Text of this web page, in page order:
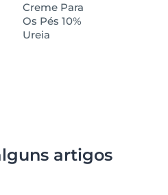
Creme Para
Os Pés 10%
Ureia
artigos